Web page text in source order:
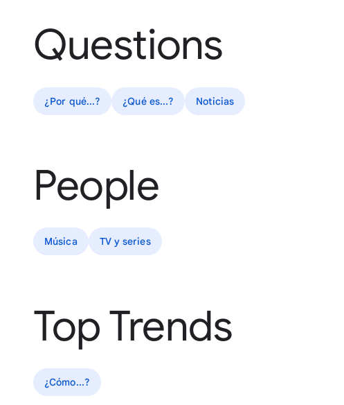
Questions
¿Por qué...? ¿Qué es...? Noticias
People
Música TV y series
Top Trends
¿Cómo...?